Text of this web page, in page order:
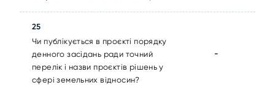
25
Чи публікується в проєкті порядку
денного засідань ради точний
перелік і назви проєктів рішень у
сфері земельних відносин?
-